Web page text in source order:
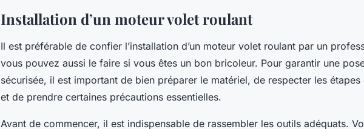
Installation d’un moteur volet roulant
Il est préférable de confier l’installation d’un moteur volet roulant par un
vous pouvez aussi le faire si vous êtes un bon bricoleur. Pour garantir une
sécurisée, il est important de bien préparer le matériel, de respecter les étapes
et de prendre certaines précautions essentielles.
Avant de commencer, il est indispensable de rassembler les outils adéquats.